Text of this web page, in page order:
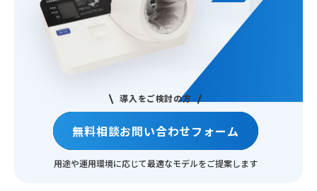
導入をご検討の方
無料相談お問い合わせフォーム
用途や運用環境に応じて最適なモデルをご提案します